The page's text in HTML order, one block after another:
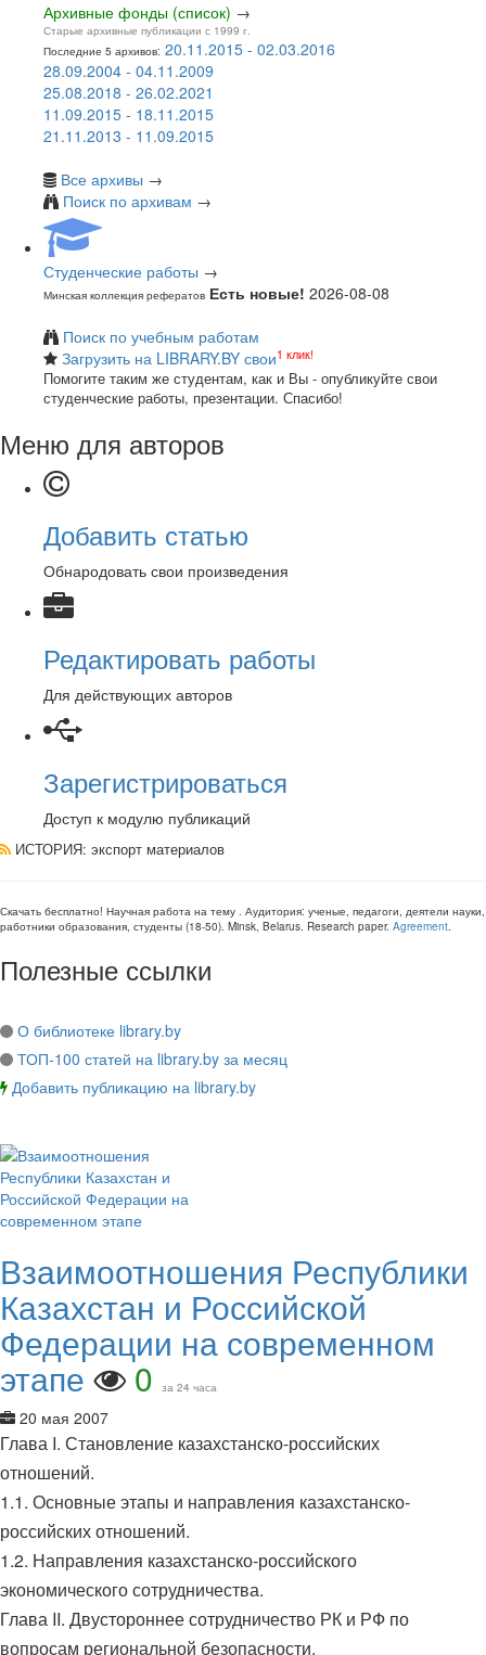
Архивные фонды (список) →
Старые архивные публикации с 1999 г.
Последние 5 архивов: 20.11.2015 - 02.03.2016
28.09.2004 - 04.11.2009
25.08.2018 - 26.02.2021
11.09.2015 - 18.11.2015
21.11.2013 - 11.09.2015
Все архивы →
Поиск по архивам →
Студенческие работы →
Минская коллекция рефератов Есть новые! 2026-08-08
Поиск по учебным работам
Загрузить на LIBRARY.BY свои1 клик!
Помогите таким же студентам, как и Вы - опубликуйте свои
студенческие работы, презентации. Спасибо!
Меню для авторов
Добавить статью
Обнародовать свои произведения
Редактировать работы
Для действующих авторов
Зарегистрироваться
Доступ к модулю публикаций
ИСТОРИЯ: экспорт материалов
Скачать бесплатно! Научная работа на тему . Аудитория: ученые, педагоги, деятели науки,
работники образования, студенты (18-50). Minsk, Belarus. Research paper. Agreement.
Полезные ссылки
О библиотеке library.by
ТОП-100 статей на library.by за месяц
Добавить публикацию на library.by
Взаимоотношения Республики
Казахстан и Российской
Федерации на современном
этапе 0 за 24 часа
20 мая 2007
Глава I. Становление казахстанско-российских
отношений.
1.1. Основные этапы и направления казахстанско-
российских отношений.
1.2. Направления казахстанско-российского
экономического сотрудничества.
Глава II. Двустороннее сотрудничество РК и РФ по
вопросам региональной безопасности.